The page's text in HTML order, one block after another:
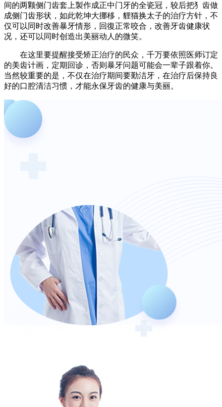
间的两颗侧门齿套上製作成正中门牙的全瓷冠，较后把犭齿做
成侧门齿形状，如此乾坤大挪移，貍猫换太子的治疗方针，不
仅可以同时改善暴牙情形，回復正常咬合，改善牙齿健康状
况，还可以同时创造出美丽动人的微笑。
在这里要提醒接受矫正治疗的民众，千万要依照医师订定
的美齿计画，定期回诊，否则暴牙问题可能会一辈子跟着你。
当然较重要的是，不仅在治疗期间要勤洁牙，在治疗后保持良
好的口腔清洁习惯，才能永保牙齿的健康与美丽。